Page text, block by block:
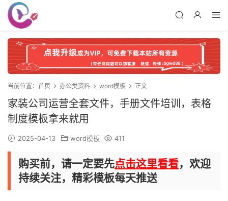
当前位置： 首页 办公类资料 word模板 正文
家装公司运营全套文件，手册文件培训，表格
制度模板拿来就用
2025-04-13 word模板 411
购买前，请一定要先点击这里看看，欢迎
持续关注，精彩模板每天推送